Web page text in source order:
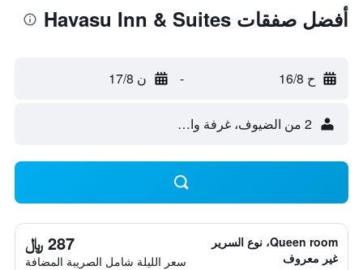
أفضل صفقات Havasu Inn & Suites
ح 16/8 - ن 17/8
2 من الضيوف، غرفة واحدة
Queen room، نوع السرير
غير معروف
287 ﷼
سعر الليلة شامل الصريبة المضافة